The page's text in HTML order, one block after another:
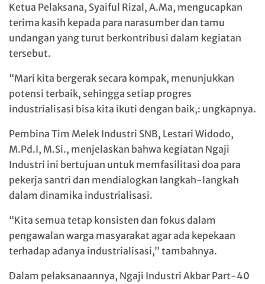
Ketua Pelaksana, Syaiful Rizal, A.Ma, mengucapkan
terima kasih kepada para narasumber dan tamu
undangan yang turut berkontribusi dalam kegiatan
tersebut.
“Mari kita bergerak secara kompak, menunjukkan
potensi terbaik, sehingga setiap progres
industrialisasi bisa kita ikuti dengan baik,: ungkapnya.
Pembina Tim Melek Industri SNB, Lestari Widodo,
M.Pd.I, M.Si., menjelaskan bahwa kegiatan Ngaji
Industri ini bertujuan untuk memfasilitasi doa para
pekerja santri dan mendialogkan langkah-langkah
dalam dinamika industrialisasi.
“Kita semua tetap konsisten dan fokus dalam
pengawalan warga masyarakat agar ada kepekaan
terhadap adanya industrialisasi,” tambahnya.
Dalam pelaksanaannya, Ngaji Industri Akbar Part-40